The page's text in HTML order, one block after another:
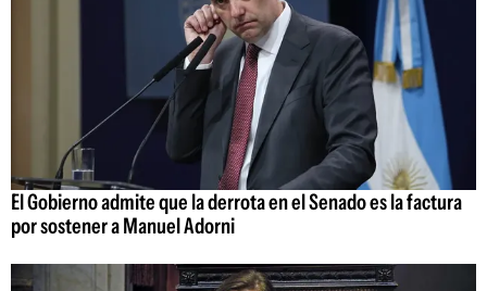
El Gobierno admite que la derrota en el Senado es la factura
por sostener a Manuel Adorni